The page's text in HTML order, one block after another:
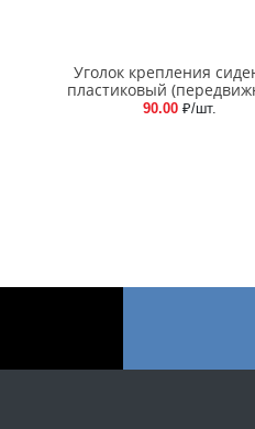
Уголок крепления
пластиковый
90.00 ₽/шт.